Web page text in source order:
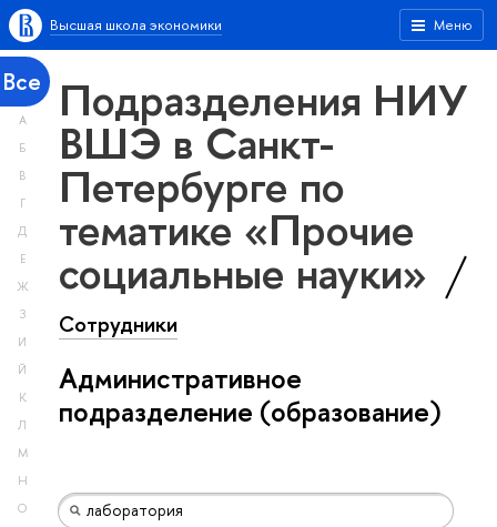
Меню
Высшая школа экономики
Все
А
Б
В
Г
Д
Е
Ж
З
И
Й
К
Л
М
Н
О
Подразделения НИУ
ВШЭ в Санкт-
Петербурге по
тематике «Прочие
социальные науки»
Сотрудники
Административное
подразделение (образование)